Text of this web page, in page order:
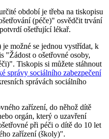
období je třeba na tiskopisu
(péče)" osvědčit trvání
ošetřující lékař.
možné se jednou vystřídat, k
"Žádost o ošetřovné osoby,
Tiskopis si můžete stáhnout
správy sociálního zabezpečení
správách sociálního
zařízení, do něhož dítě
orgán, který o uzavření
při péči o dítě do 10 let
zařízení (školy)".